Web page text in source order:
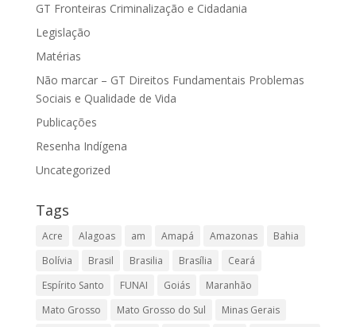
GT Fronteiras Criminalização e Cidadania
Legislação
Matérias
Não marcar – GT Direitos Fundamentais Problemas
Sociais e Qualidade de Vida
Publicações
Resenha Indígena
Uncategorized
Tags
Acre Alagoas am Amapá Amazonas
Bahia
Bolívia
Brasil Brasilia Brasília
Ceará
Espírito Santo
FUNAI Goiás
Maranhão
Mato Grosso
Mato Grosso do Sul
Minas Gerais